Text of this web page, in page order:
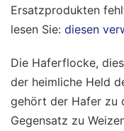
Ersatzprodukten
lesen Sie: diesen
Die Haferflocke,
der heimliche Held
gehört der Hafer zu
Gegensatz zu